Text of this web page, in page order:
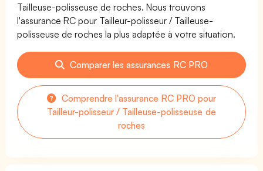
Tailleuse-polisseuse de roches. Nous trouvons
l'assurance RC pour Tailleur-polisseur / Tailleuse-
polisseuse de roches la plus adaptée à votre situation.
Comparer les assurances RC PRO
Comprendre l'assurance RC PRO pour
Tailleur-polisseur / Tailleuse-polisseuse de
roches